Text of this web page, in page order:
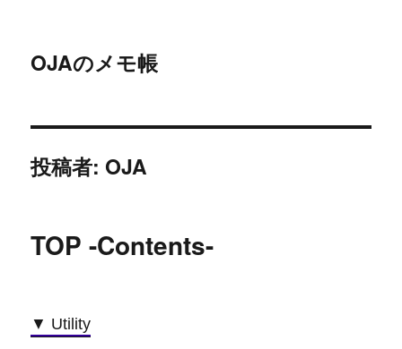
OJAのメモ帳
投稿者: OJA
TOP -Contents-
▼ Utility